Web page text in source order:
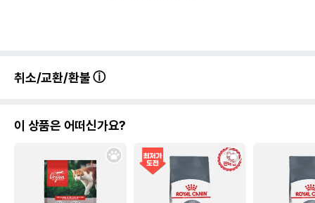
취소/교환/환불
이 상품은 어떠신가요?